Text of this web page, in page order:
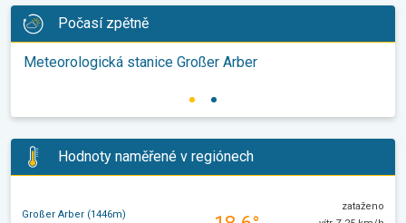
Počasí zpětně
Meteorologická stanice Großer Arber
Hodnoty naměřené v regiónech
Großer Arber (1446m)
zataženo